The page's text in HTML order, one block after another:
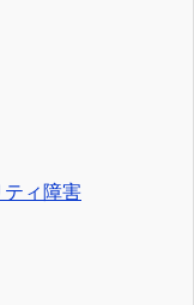
ティ障害